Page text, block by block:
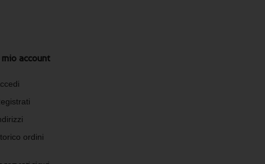
mio account
ordini